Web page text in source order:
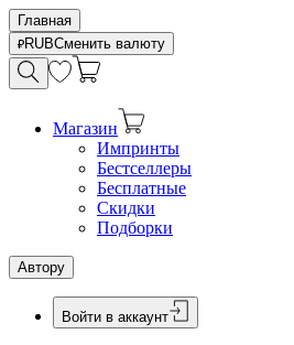
Главная
RUBСменить валюту
Магазин
Импринты
Бестселлеры
Бесплатные
Скидки
Подборки
Автору
Войти в аккаунт